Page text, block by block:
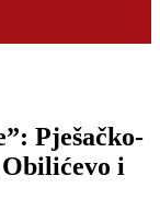
Pješačko-
i